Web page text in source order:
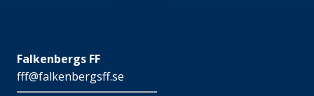
Falkenbergs FF
fff@falkenbergsff.se